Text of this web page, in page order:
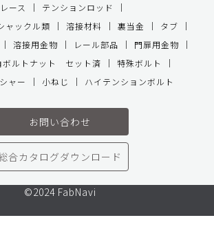
ース
テンションロッド
ャックル類
溶接材料 裏当金
タブ
溶接用金物 レール部品
門扉用金物
ボルトナット セット済
特殊ボルト
ャー 小ねじ ハイテンションボルト
お問い合わせ
合カタログダウンロード
©2024 FabNavi